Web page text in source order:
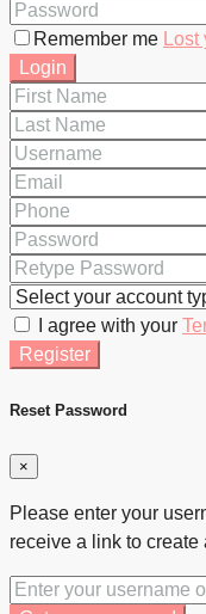
Remember me Lost
Login
I agree with your
Register
Reset Password
×
Please enter your
receive a link to